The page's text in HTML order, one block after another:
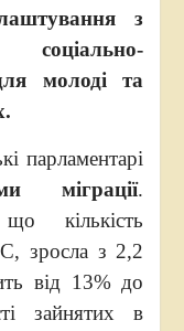
з
молоді та
парламентарі
міграції.
кількість
зросла з 2,2
від 13% до
зайнятих в